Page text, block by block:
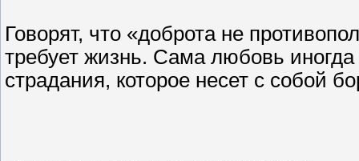
Говорят, что «доброта не
требует жизнь. Сама любовь
страдания, которое несет с собой